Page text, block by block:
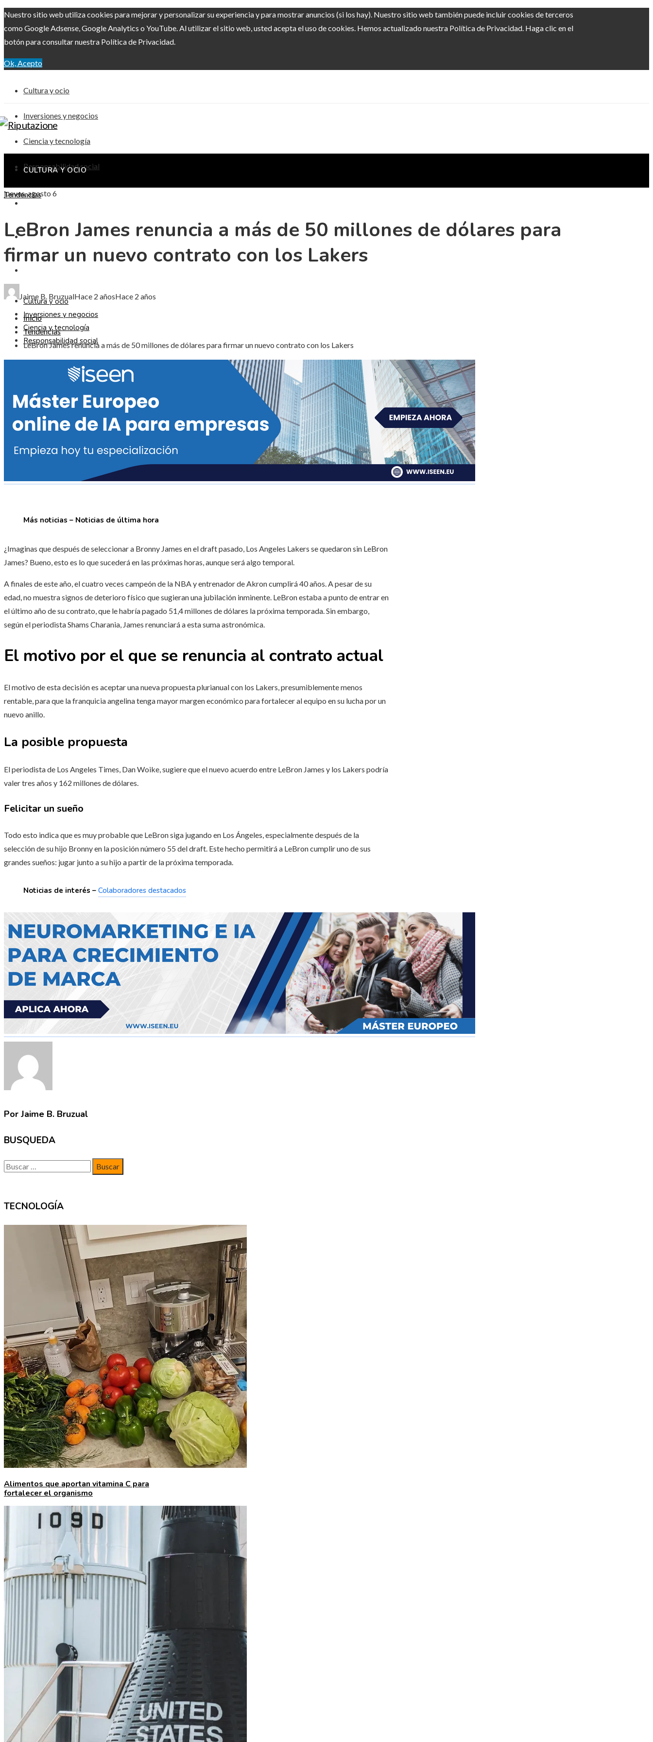
Nuestro sitio web utiliza cookies para mejorar y personalizar su experiencia y para mostrar anuncios (si los hay). Nuestro sitio web también puede incluir cookies de terceros
como Google Adsense, Google Analytics o YouTube. Al utilizar el sitio web, usted acepta el uso de cookies. Hemos actualizado nuestra Política de Privacidad. Haga clic en el
botón para consultar nuestra Política de Privacidad.
Ok, Acepto
Cultura y ocio
Inversiones y negocios
Ciencia y tecnología
Responsabilidad social
jueves, agosto 6
CULTURA Y OCIO
CIENCIA Y TECNOLOGÍA
Cultura y ocio
Inversiones y negocios
Ciencia y tecnología
Responsabilidad social
Tendencias
LeBron James renuncia a más de 50 millones de dólares para
firmar un nuevo contrato con los Lakers
Jaime B. BruzualHace 2 añosHace 2 años
Inicio
Tendencias
LeBron James renuncia a más de 50 millones de dólares para firmar un nuevo contrato con los Lakers
Más noticias – Noticias de última hora
¿Imaginas que después de seleccionar a Bronny James en el draft pasado, Los Angeles Lakers se quedaron sin LeBron
James? Bueno, esto es lo que sucederá en las próximas horas, aunque será algo temporal.
A finales de este año, el cuatro veces campeón de la NBA y entrenador de Akron cumplirá 40 años. A pesar de su
edad, no muestra signos de deterioro físico que sugieran una jubilación inminente. LeBron estaba a punto de entrar en
el último año de su contrato, que le habría pagado 51,4 millones de dólares la próxima temporada. Sin embargo,
según el periodista Shams Charania, James renunciará a esta suma astronómica.
El motivo por el que se renuncia al contrato actual
El motivo de esta decisión es aceptar una nueva propuesta plurianual con los Lakers, presumiblemente menos
rentable, para que la franquicia angelina tenga mayor margen económico para fortalecer al equipo en su lucha por un
nuevo anillo.
La posible propuesta
El periodista de Los Angeles Times, Dan Woike, sugiere que el nuevo acuerdo entre LeBron James y los Lakers podría
valer tres años y 162 millones de dólares.
Felicitar un sueño
Todo esto indica que es muy probable que LeBron siga jugando en Los Ángeles, especialmente después de la
selección de su hijo Bronny en la posición número 55 del draft. Este hecho permitirá a LeBron cumplir uno de sus
grandes sueños: jugar junto a su hijo a partir de la próxima temporada.
Noticias de interés – Colaboradores destacados
Por Jaime B. Bruzual
BUSQUEDA
Buscar:
TECNOLOGÍA
Alimentos que aportan vitamina C para
fortalecer el organismo